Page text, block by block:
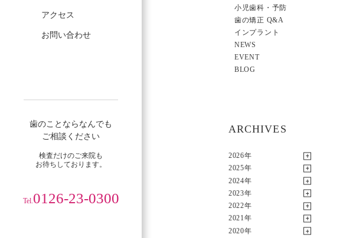
アクセス
お問い合わせ
歯のことならなんでも
ご相談ください
検査だけのご来院も
お待ちしております。
Tel. 0126-23-0300
小児歯科・予防
歯の矯正 Q&A
インプラント
NEWS
EVENT
BLOG
ARCHIVES
2026年
2025年
2024年
2023年
2022年
2021年
2020年